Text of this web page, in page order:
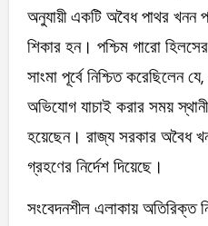
অনুযায়ী একটি অবৈধ পাথর খনন
শিকার হন। পশ্চিম গারো
সাংমা পূর্বে নিশ্চিত করেছিলেন
অভিযোগ যাচাই করার সময়
হয়েছেন। রাজ্য সরকার অবৈধ
গ্রহণের নির্দেশ দিয়েছে।
সংবেদনশীল এলাকায় অতিরিক্ত